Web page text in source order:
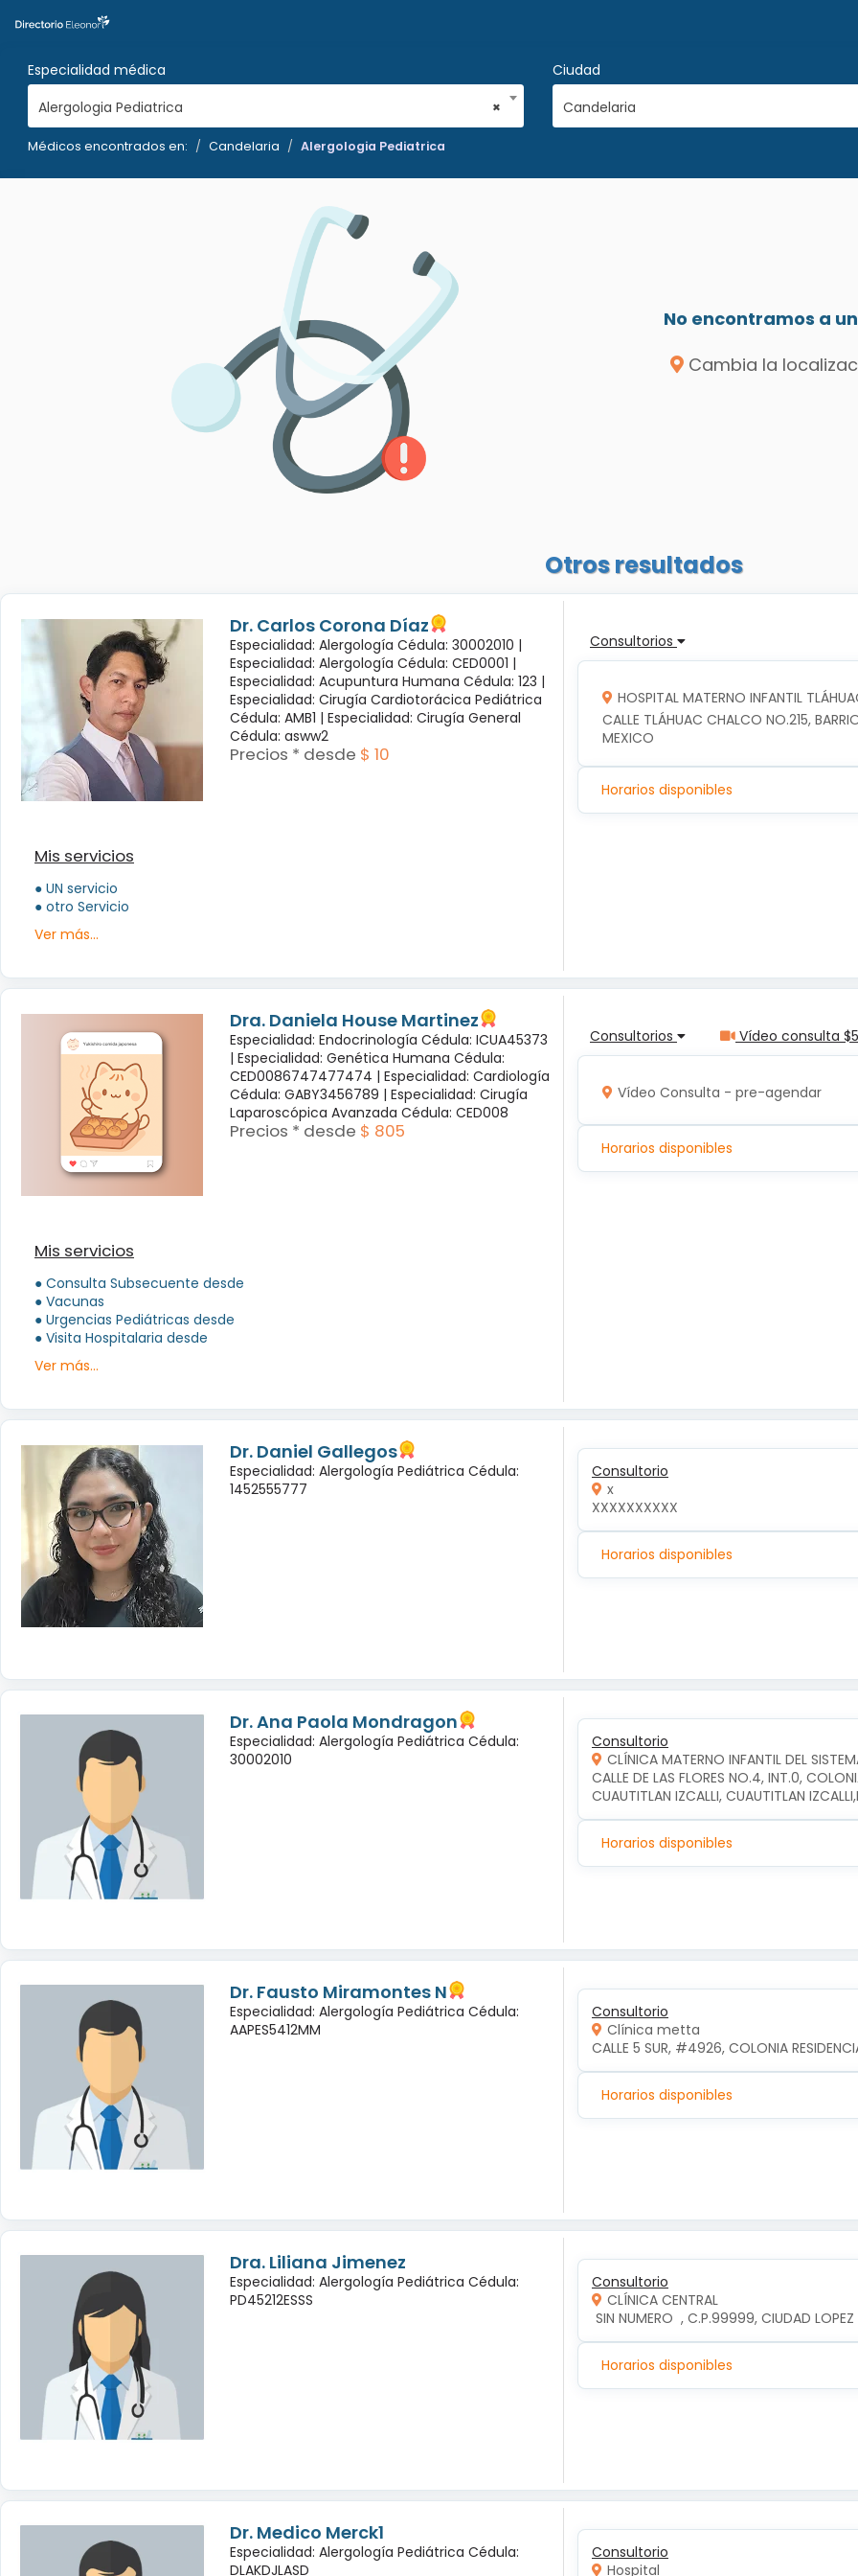
Especialidad médica
×
Alergologia Pediatrica
Ciudad
Candelaria
Médicos encontrados en: Candelaria Alergologia Pediatrica
No encontramos a
Cambia la
Otros resultados
Dr. Carlos Corona Díaz
Especialidad: Alergología Cédula: 30002010 |
Especialidad: Alergología Cédula: CED0001 |
Especialidad: Acupuntura Humana Cédula: 123 |
Especialidad: Cirugía Cardiotorácica Pediátrica
Cédula: AMB1 | Especialidad: Cirugía General
Cédula: asww2
Precios * desde $ 10
Mis servicios
● UN servicio
● otro Servicio
Ver más...
Consultorios
HOSPITAL MATERNO INFANTIL
CALLE TLÁHUAC CHALCO NO.215,
MEXICO
Horarios disponibles
Dra. Daniela House Martinez
Especialidad: Endocrinología Cédula: ICUA45373
| Especialidad: Genética Humana Cédula:
CED0086747477474 | Especialidad: Cardiología
Cédula: GABY3456789 | Especialidad: Cirugía
Laparoscópica Avanzada Cédula: CED008
Precios * desde $ 805
Mis servicios
● Consulta Subsecuente desde
● Vacunas
● Urgencias Pediátricas desde
● Visita Hospitalaria desde
Ver más...
Consultorios Vídeo consulta
Vídeo Consulta - pre-agendar
Horarios disponibles
Dr. Daniel Gallegos
Especialidad: Alergología Pediátrica Cédula:
1452555777
Consultorio
x
XXXXXXXXXX
Horarios disponibles
Dr. Ana Paola Mondragon
Especialidad: Alergología Pediátrica Cédula:
30002010
Consultorio
CLÍNICA MATERNO INFANTIL DEL
CALLE DE LAS FLORES NO.4, INT.0,
CUAUTITLAN IZCALLI, CUAUTITLAN
Horarios disponibles
Dr. Fausto Miramontes N
Especialidad: Alergología Pediátrica Cédula:
AAPES5412MM
Consultorio
Clínica metta
CALLE 5 SUR, #4926, COLONIA
Horarios disponibles
Dra. Liliana Jimenez
Especialidad: Alergología Pediátrica Cédula:
PD45212ESSS
Consultorio
CLÍNICA CENTRAL
SIN NUMERO  , C.P.99999, CIUDAD
Horarios disponibles
Dr. Medico Merck1
Especialidad: Alergología Pediátrica Cédula:
DLAKDJLASD
Consultorio
Hospital